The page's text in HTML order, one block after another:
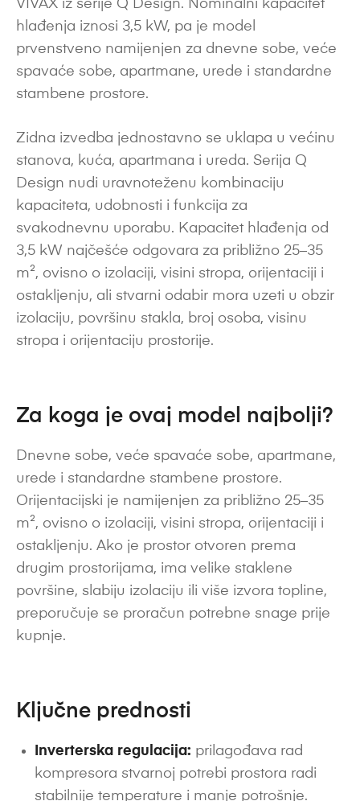
VIVAX iz serije Q Design. Nominalni kapacitet
hlađenja iznosi 3,5 kW, pa je model
prvenstveno namijenjen za dnevne sobe, veće
spavaće sobe, apartmane, urede i standardne
stambene prostore.
Zidna izvedba jednostavno se uklapa u većinu
stanova, kuća, apartmana i ureda. Serija Q
Design nudi uravnoteženu kombinaciju
kapaciteta, udobnosti i funkcija za
svakodnevnu uporabu. Kapacitet hlađenja od
3,5 kW najčešće odgovara za približno 25–35
m², ovisno o izolaciji, visini stropa, orijentaciji i
ostakljenju, ali stvarni odabir mora uzeti u obzir
izolaciju, površinu stakla, broj osoba, visinu
stropa i orijentaciju prostorije.
Za koga je ovaj model najbolji?
Dnevne sobe, veće spavaće sobe, apartmane,
urede i standardne stambene prostore.
Orijentacijski je namijenjen za približno 25–35
m², ovisno o izolaciji, visini stropa, orijentaciji i
ostakljenju. Ako je prostor otvoren prema
drugim prostorijama, ima velike staklene
površine, slabiju izolaciju ili više izvora topline,
preporučuje se proračun potrebne snage prije
kupnje.
Ključne prednosti
Inverterska regulacija: prilagođava rad
kompresora stvarnoj potrebi prostora radi
stabilnije temperature i manje potrošnje.